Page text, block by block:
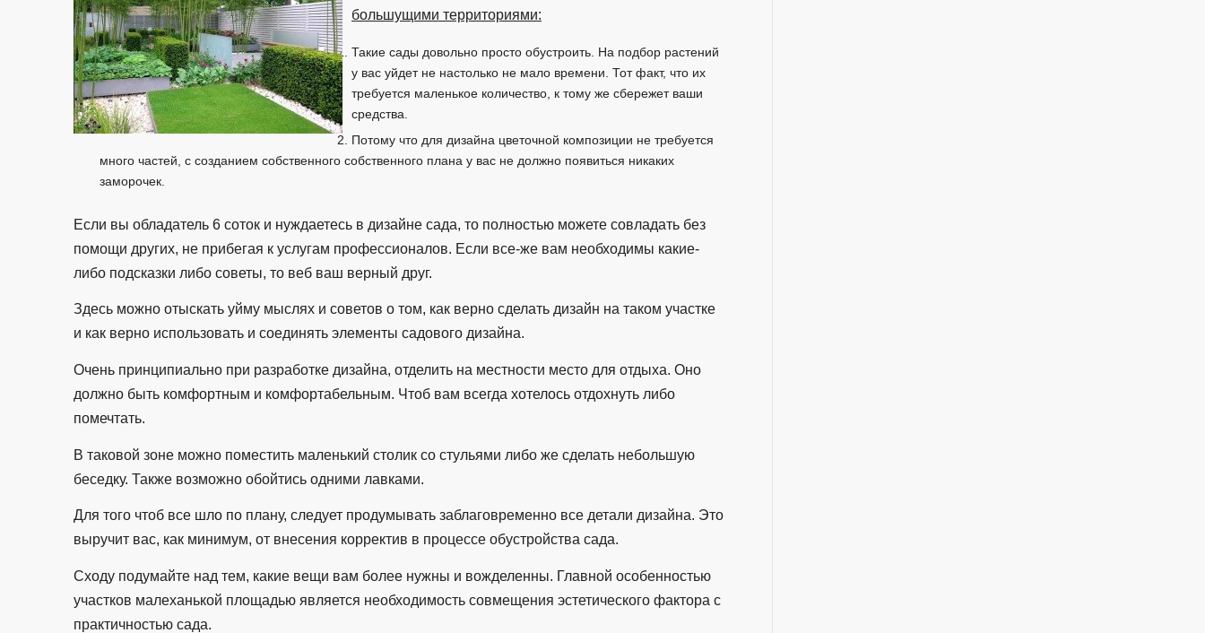
большущими территориями:
Такие сады довольно просто обустроить. На подбор растений
у вас уйдет не настолько не мало времени. Тот факт, что их
требуется маленькое количество, к тому же сбережет ваши
средства.
Потому что для дизайна цветочной композиции не требуется
много частей, с созданием собственного собственного плана у вас не должно появиться никаких
заморочек.
Если вы обладатель 6 соток и нуждаетесь в дизайне сада, то полностью можете совладать без
помощи других, не прибегая к услугам профессионалов. Если все-же вам необходимы какие-
либо подсказки либо советы, то веб ваш верный друг.
Здесь можно отыскать уйму мыслях и советов о том, как верно сделать дизайн на таком участке
и как верно использовать и соединять элементы садового дизайна.
Очень принципиально при разработке дизайна, отделить на местности место для отдыха. Оно
должно быть комфортным и комфортабельным. Чтоб вам всегда хотелось отдохнуть либо
помечтать.
В таковой зоне можно поместить маленький столик со стульями либо же сделать небольшую
беседку. Также возможно обойтись одними лавками.
Для того чтоб все шло по плану, следует продумывать заблаговременно все детали дизайна. Это
выручит вас, как минимум, от внесения корректив в процессе обустройства сада.
Сходу подумайте над тем, какие вещи вам более нужны и вожделенны. Главной особенностью
участков малеханькой площадью является необходимость совмещения эстетического фактора с
практичностью сада.